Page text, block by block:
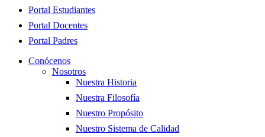
Portal Estudiantes
Portal Docentes
Portal Padres
Conócenos
Nosotros
Nuestra Historia
Nuestra Filosofía
Nuestro Propósito
Nuestro Sistema de Calidad